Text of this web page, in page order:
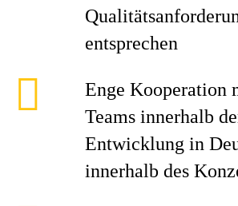
entsprechen
Enge Kooperation
Teams innerhalb
Entwicklung in
innerhalb des